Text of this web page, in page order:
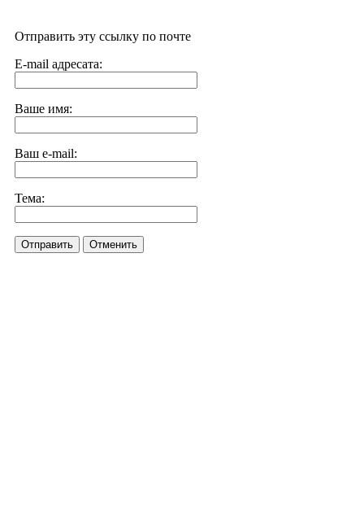
Отправить эту ссылку по почте
E-mail адресата:
Ваше имя:
Ваш e-mail:
Тема:
Отправить Отменить